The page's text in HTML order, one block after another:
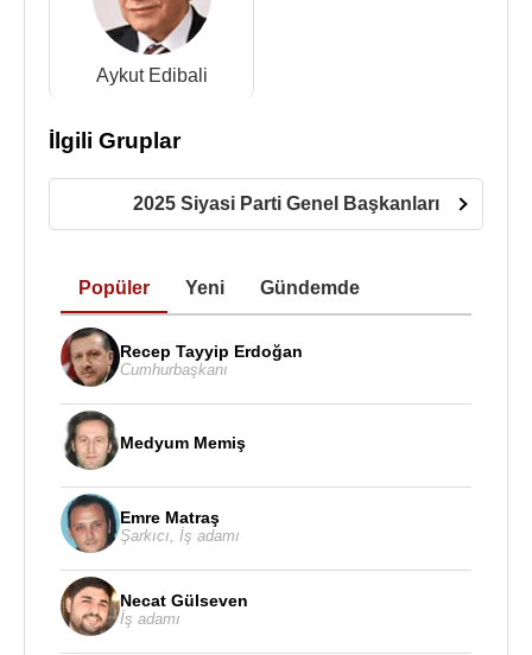
Aykut Edibali
İlgili Gruplar
2025 Siyasi Parti Genel Başkanları
Popüler Yeni Gündemde
Recep Tayyip Erdoğan
Cumhurbaşkanı
Medyum Memiş
Emre Matraş
Şarkıcı İş adamı
Necat Gülseven
İş adamı